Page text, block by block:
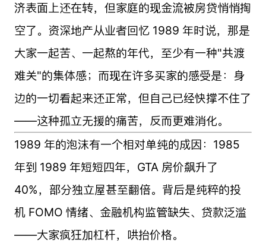
济表面上还在转，但家庭的现金流被房贷悄悄掏
空了。资深地产从业者回忆 1989 年时说，那是
大家一起苦、一起熬的年代，至少有一种"共渡
难关"的集体感；而现在许多买家的感受是：身
边的一切看起来还正常，但自己已经快撑不住了
——这种孤立无援的痛苦，反而更难消化。
1989 年的泡沫有一个相对单纯的成因：1985
年到 1989 年短短四年，GTA 房价飙升了
40%，部分独立屋甚至翻倍。背后是纯粹的投
机 FOMO 情绪、金融机构监管缺失、贷款泛滥
——大家疯狂加杠杆，哄抬价格。